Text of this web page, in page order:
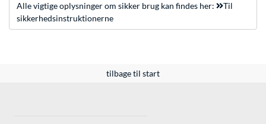
Alle vigtige oplysninger om sikker brug kan findes her:
Til
sikkerhedsinstruktionerne
tilbage til start